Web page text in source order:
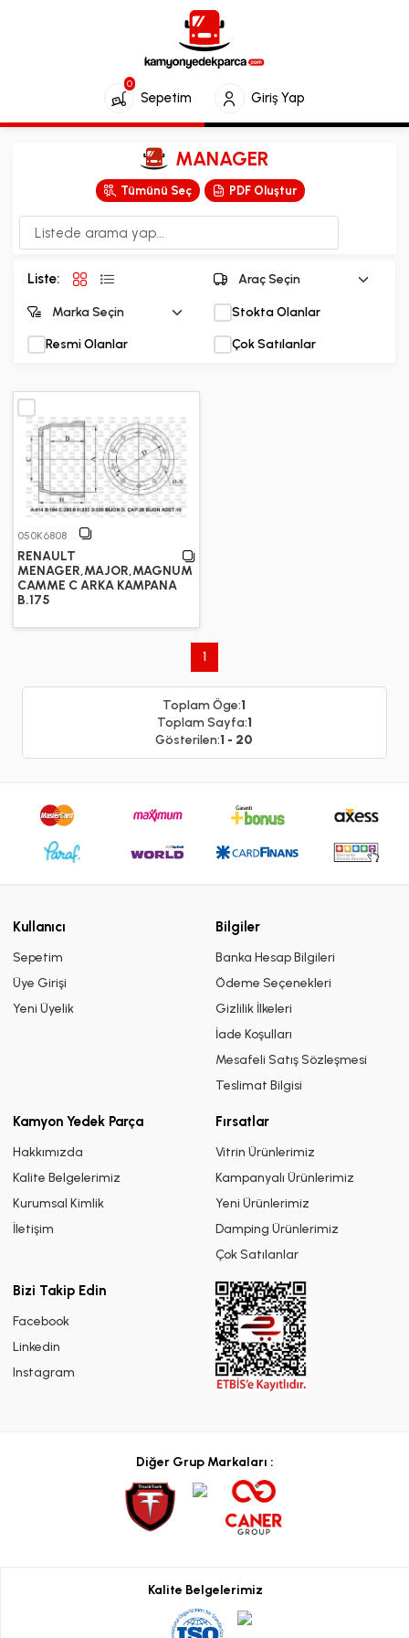
Sepetim
0
Giriş Yap
MANAGER
Tümünü Seç PDF Oluştur
Liste:
Stokta Olanlar
Resmi Olanlar Çok Satılanlar
050K6808
RENAULT
MENAGER,MAJOR,MAGNUM
CAMME C ARKA KAMPANA
B.175
1
Toplam Öge:1
Toplam Sayfa:1
Gösterilen:1 - 20
Kullanıcı
Sepetim
Üye Girişi
Yeni Üyelik
Bilgiler
Banka Hesap Bilgileri
Ödeme Seçenekleri
Gizlilik İlkeleri
İade Koşulları
Mesafeli Satış Sözleşmesi
Teslimat Bilgisi
Kamyon Yedek Parça
Hakkımızda
Kalite Belgelerimiz
Kurumsal Kimlik
İletişim
Fırsatlar
Vitrin Ürünlerimiz
Kampanyalı Ürünlerimiz
Yeni Ürünlerimiz
Damping Ürünlerimiz
Çok Satılanlar
Bizi Takip Edin
Facebook
Linkedin
Instagram
Diğer Grup Markaları :
Kalite Belgelerimiz